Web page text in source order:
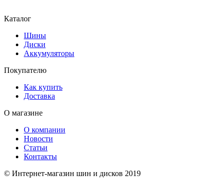
Каталог
Шины
Диски
Аккумуляторы
Покупателю
Как купить
Доставка
О магазине
О компании
Новости
Статьи
Контакты
© Интернет-магазин шин и дисков 2019